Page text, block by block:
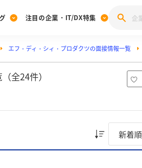
[27卒] 本選考体験記投稿キャンペーン
みんなのDX企業就職ブランド調査
注目の企業・IT/DX特集
エフ・ディ・シィ・プロダクツの面接情報一覧
全24件）